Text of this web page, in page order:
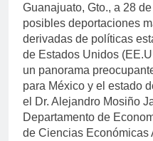
Guanajuato, Gto., a 28
posibles deportaciones
derivadas de políticas
de Estados Unidos
un panorama
para México y el estado
el Dr. Alejandro Mosiño
Departamento de
de Ciencias Económicas